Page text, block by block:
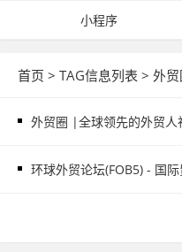
小程序
首页 > TAG信息列表 > 外贸
外贸圈 |全球领先的外贸人
环球外贸论坛(FOB5) - 国